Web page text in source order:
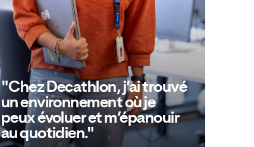
"Chez Decathlon, j’ai trouvé
un environnement où je
peux évoluer et m’épanouir
au quotidien."